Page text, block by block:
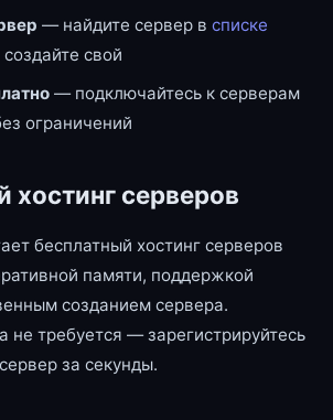
— найдите сервер в списке
создайте свой
— подключайтесь к серверам
ограничений
хостинг серверов
бесплатный хостинг серверов
памяти, поддержкой
созданием сервера.
не требуется — зарегистрируйтесь
за секунды.